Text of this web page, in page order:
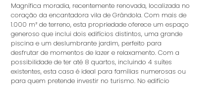
Magnífica moradia, recentemente renovada, localizada no
coração da encantadora vila de Grândola. Com mais de
1.000 m² de terreno, esta propriedade oferece um espaço
generoso que inclui dois edifícios distintos, uma grande
piscina e um deslumbrante jardim, perfeito para
desfrutar de momentos de lazer e relaxamento. Com a
possibilidade de ter até 8 quartos, incluindo 4 suítes
existentes, esta casa é ideal para famílias numerosas ou
para quem pretende investir no turismo. No edifício